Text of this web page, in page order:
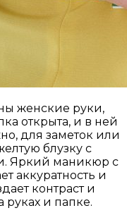
женские руки,
открыта, и в ней
для заметок или
блузку с
Яркий маникюр с
аккуратность и
контраст и
и папке.